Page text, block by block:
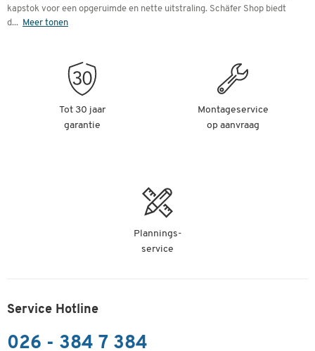
kapstok voor een opgeruimde en nette uitstraling. Schäfer Shop biedt
d... Meer tonen
Tot 30 jaar
garantie
Montageservice
op aanvraag
Plannings-
service
Service Hotline
026 - 384 7 384